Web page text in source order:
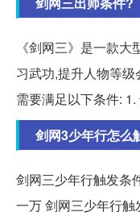
《剑网三》是一款
习武功,提升人物等
需要满足以下条件: 1.
剑网3少年行怎么
剑网三少年行触发条
一万 剑网三少年行